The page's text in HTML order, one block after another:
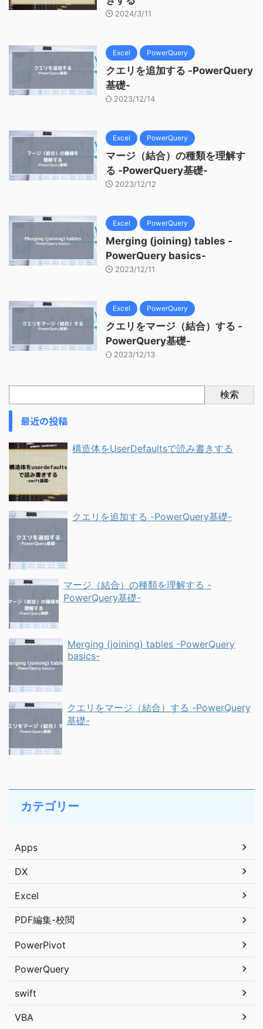
2024/3/11
Excel PowerQuery
クエリを追加する -PowerQuery
基礎-
2023/12/14
Excel PowerQuery
マージ（結合）の種類を理解す
る -PowerQuery基礎-
2023/12/12
Excel PowerQuery
Merging (joining) tables -
PowerQuery basics-
2023/12/11
Excel PowerQuery
クエリをマージ（結合）する -
PowerQuery基礎-
2023/12/13
検索
最近の投稿
構造体をUserDefaultsで読み書きする
クエリを追加する -PowerQuery基礎-
マージ（結合）の種類を理解する -
PowerQuery基礎-
Merging (joining) tables -PowerQuery
basics-
クエリをマージ（結合）する -PowerQuery
基礎-
カテゴリー
Apps
DX
Excel
PDF編集-校閲
PowerPivot
PowerQuery
swift
VBA